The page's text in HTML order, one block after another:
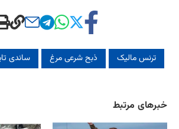
ترنس مالیک ذبح شرعی مرغ ساندی
خبرهای مرتبط